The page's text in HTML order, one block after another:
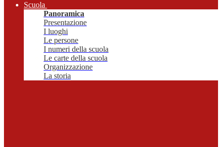
Scuola
Panoramica
Presentazione
I luoghi
Le persone
I numeri della scuola
Le carte della scuola
Organizzazione
La storia